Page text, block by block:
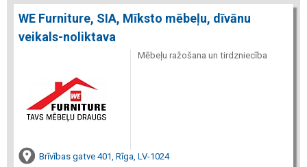
WE Furniture, SIA, Mīksto mēbeļu, dīvānu
veikals-noliktava
Mēbeļu ražošana un tirdzniecība
Brīvības gatve 401, Rīga, LV-1024